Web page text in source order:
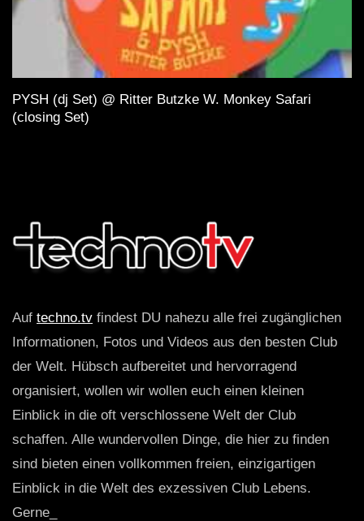
PYSH (dj Set) @ Ritter Butzke W. Monkey Safari
(closing Set)
Auf techno.tv findest DU nahezu alle frei zugänglichen
Informationen, Fotos und Videos aus den besten Club
der Welt. Hübsch aufbereitet und hervorragend
organisiert, wollen wir wollen euch einen kleinen
Einblick in die oft verschlossene Welt der Club
schaffen. Alle wundervollen Dinge, die hier zu finden
sind bieten einen vollkommen freien, einzigartigen
Einblick in die Welt des exzessiven Club Lebens.
Gerne_